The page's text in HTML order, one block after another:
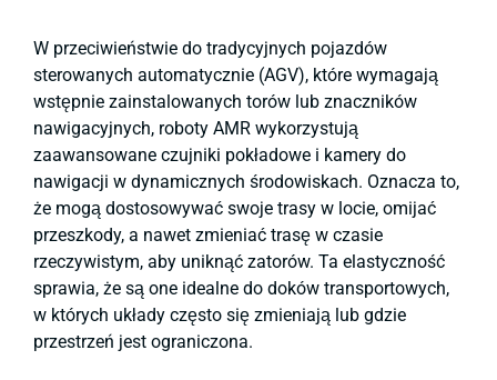
W przeciwieństwie do tradycyjnych pojazdów
sterowanych automatycznie (AGV), które wymagają
wstępnie zainstalowanych torów lub znaczników
nawigacyjnych, roboty AMR wykorzystują
zaawansowane czujniki pokładowe i kamery do
nawigacji w dynamicznych środowiskach. Oznacza to,
że mogą dostosowywać swoje trasy w locie, omijać
przeszkody, a nawet zmieniać trasę w czasie
rzeczywistym, aby uniknąć zatorów. Ta elastyczność
sprawia, że są one idealne do doków transportowych,
w których układy często się zmieniają lub gdzie
przestrzeń jest ograniczona.